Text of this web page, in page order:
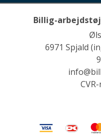
Billig-
6971 Spjald